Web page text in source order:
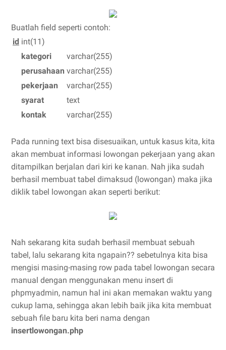
Buatlah field seperti contoh:
id int(11)
kategori
varchar(255)
perusahaan varchar(255)
pekerjaan
varchar(255)
syarat
text
kontak
varchar(255)
Pada running text bisa disesuaikan, untuk kasus kita, kita
akan membuat informasi lowongan pekerjaan yang akan
ditampilkan berjalan dari kiri ke kanan. Nah jika sudah
berhasil membuat tabel dimaksud (lowongan) maka jika
diklik tabel lowongan akan seperti berikut:
Nah sekarang kita sudah berhasil membuat sebuah
tabel, lalu sekarang kita ngapain?? sebetulnya kita bisa
mengisi masing-masing row pada tabel lowongan secara
manual dengan menggunakan menu insert di
phpmyadmin, namun hal ini akan memakan waktu yang
cukup lama, sehingga akan lebih baik jika kita membuat
sebuah file baru kita beri nama dengan
insertlowongan.php